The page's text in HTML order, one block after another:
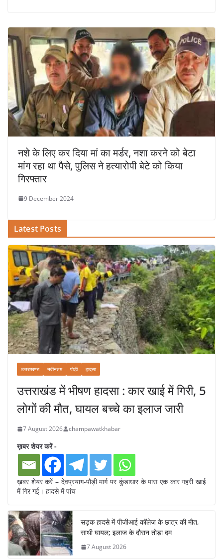
नशे के लिए कर दिया मां का मर्डर, नशा करने को बेटा
मांग रहा था पैसे, पुलिस ने हत्यारोपी बेटे को किया
गिरफ्तार
9 December 2024
Latest Posts
उत्तराखण्ड नवीनतम पौड़ी हादसा
उत्तराखंड में भीषण हादसा : कार खाई में गिरी, 5
लोगों की मौत, घायल बच्चे का इलाज जारी
7 August 2026 champawatkhabar
ख़बर शेयर करें -
ख़बर शेयर करें – देवप्रयाग-पौड़ी मार्ग पर कुंडाधार के पास एक कार गहरी खाई
में गिर गई। हादसे में पांच
सड़क हादसे में पीजीआई कॉलेज के छात्र की मौत,
साथी घायल; इलाज के दौरान तोड़ा दम
7 August 2026